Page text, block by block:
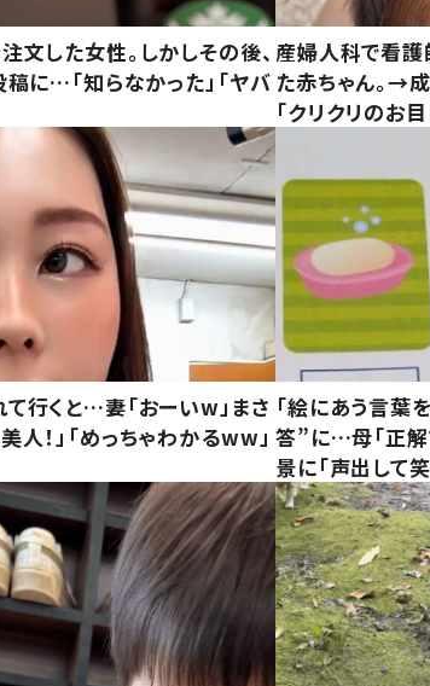
文した女性。しかしその後、
に…「知らなかった」「ヤバ
産婦人科で看護
た赤ちゃん。→
「クリクリのお
行くと…妻「おーいw」まさ
人！」「めっちゃわかるww」
「絵にあう言葉
答”に…母「正解
景に「声出して